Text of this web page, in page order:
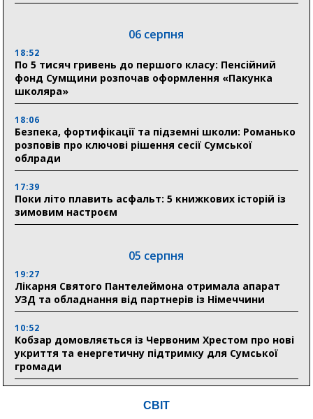
06 серпня
18:52
По 5 тисяч гривень до першого класу: Пенсійний
фонд Сумщини розпочав оформлення «Пакунка
школяра»
18:06
Безпека, фортифікації та підземні школи: Романько
розповів про ключові рішення сесії Сумської
облради
17:39
Поки літо плавить асфальт: 5 книжкових історій із
зимовим настроєм
05 серпня
19:27
Лікарня Святого Пантелеймона отримала апарат
УЗД та обладнання від партнерів із Німеччини
10:52
Кобзар домовляється із Червоним Хрестом про нові
укриття та енергетичну підтримку для Сумської
громади
Понад 8 мільйонів книжок згоріли. Як допомогти
СВІТ